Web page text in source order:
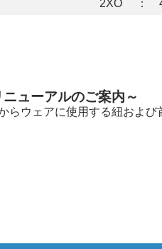
2XO ：
ューアルのご案内～
らウェアに使用する紐およ